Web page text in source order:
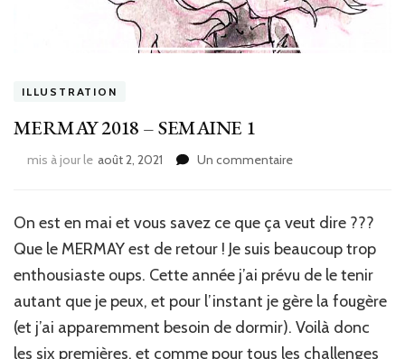
ILLUSTRATION
MERMAY 2018 – SEMAINE 1
mis à jour le août 2, 2021 Un commentairesur
1
On est en mai et vous savez ce que ça veut dire ???
Que le MERMAY est de retour ! Je suis beaucoup trop
enthousiaste oups. Cette année j’ai prévu de le tenir
autant que je peux, et pour l’instant je gère la fougère
(et j’ai apparemment besoin de dormir). Voilà donc
les six premières, et comme pour tous les challenges